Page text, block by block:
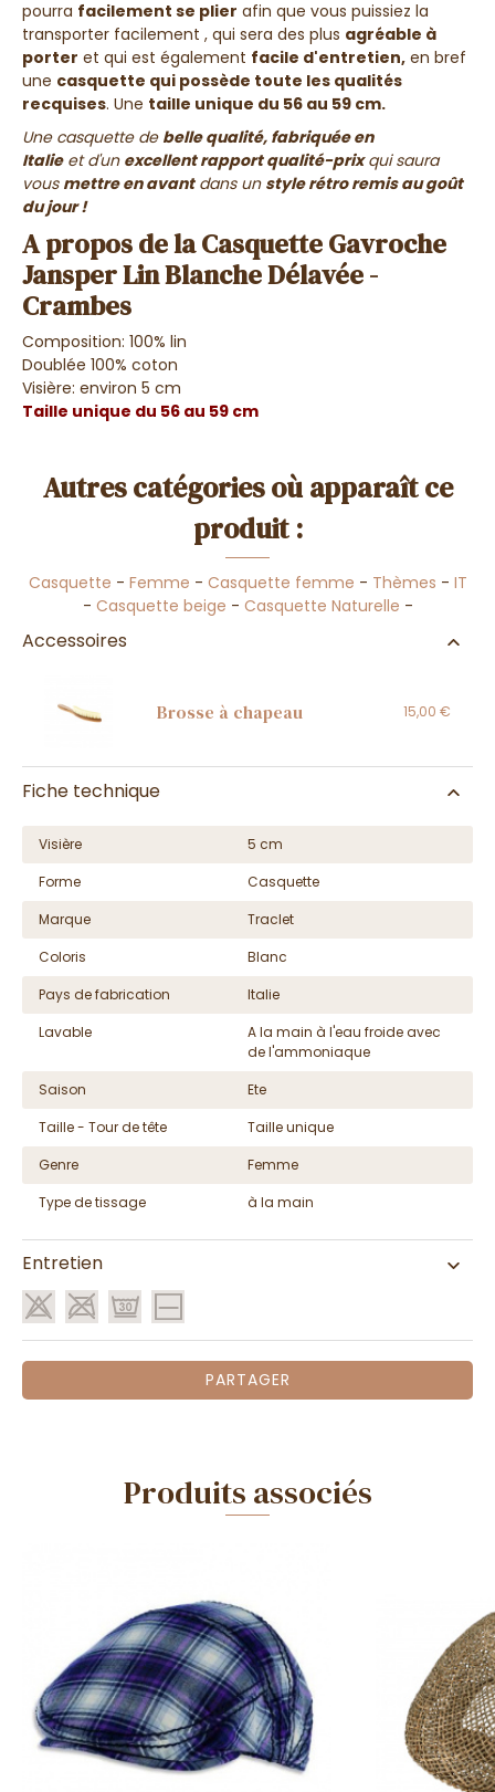
pourra facilement se plier afin que vous puissiez la
transporter facilement , qui sera des plus agréable à
porter et qui est également facile d'entretien, en bref
une casquette qui possède toute les qualités
recquises. Une taille unique du 56 au 59 cm.
Une casquette de belle qualité, fabriquée en
Italieet d'un excellent rapport qualité-prixqui saura
vous mettre en avantdans un style rétro remis au goût
du jour !
A propos de la Casquette Gavroche
Jansper Lin Blanche Délavée -
Crambes
Composition: 100% lin
Doublée 100% coton
Visière: environ 5 cm
Taille unique du 56 au 59 cm
Autres catégories où apparaît ce
produit :
Casquette - Femme - Casquette femme - Thèmes - IT
- Casquette beige - Casquette Naturelle -
Accessoires
Brosse à chapeau 15,00 €
Fiche technique
Visière
5 cm
Forme
Casquette
Marque
Traclet
Coloris
Blanc
Pays de fabrication
Italie
Lavable
A la main à l'eau froide avec
de l'ammoniaque
Saison
Ete
Taille - Tour de tête
Taille unique
Genre
Femme
Type de tissage
à la main
Entretien
PARTAGER
Produits associés